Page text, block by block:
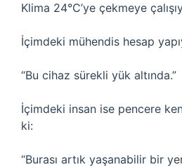
Klima 24°C’ye çekmeye
İçimdeki mühendis hesap
“Bu cihaz sürekli yük altında.”
İçimdeki insan ise pencere
ki:
“Burası artık yaşanabilir bir